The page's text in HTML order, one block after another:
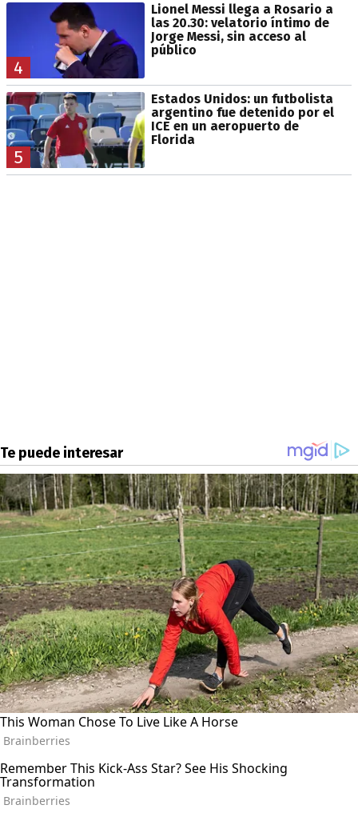
4
Lionel Messi llega a Rosario a
las 20.30: velatorio íntimo de
Jorge Messi, sin acceso al
público
5
Estados Unidos: un futbolista
argentino fue detenido por el
ICE en un aeropuerto de
Florida